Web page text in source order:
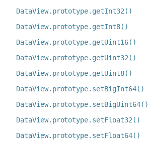
DataView.prototype.getInt32()
DataView.prototype.getInt8()
DataView.prototype.getUint16()
DataView.prototype.getUint32()
DataView.prototype.getUint8()
DataView.prototype.setBigInt64()
DataView.prototype.setBigUint64()
DataView.prototype.setFloat32()
DataView.prototype.setFloat64()